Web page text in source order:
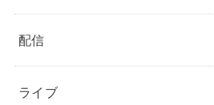
配信
ライブ